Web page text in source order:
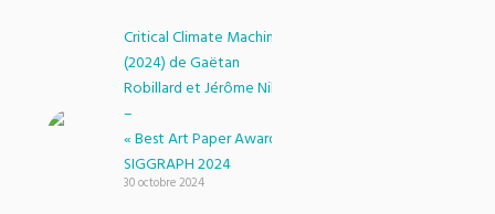
Critical Climate Machine
(2024) de Gaëtan
Robillard et Jérôme Nika
–
« Best Art Paper Award »
SIGGRAPH 2024
30 octobre 2024